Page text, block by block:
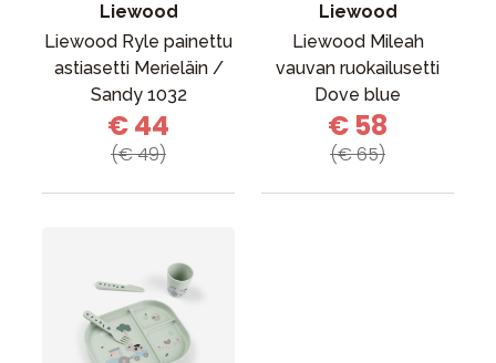
Liewood
Liewood Ryle painettu
astiasetti Merieläin /
Sandy 1032
€ 44
(€ 49)
Liewood
Liewood Mileah
vauvan ruokailusetti
Dove blue
€ 58
(€ 65)